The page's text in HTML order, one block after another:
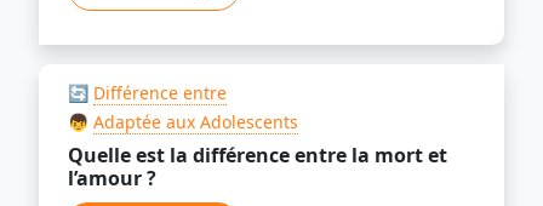
🔄 Différence entre
👦 Adaptée aux Adolescents
Quelle est la différence entre la mort et
l’amour ?